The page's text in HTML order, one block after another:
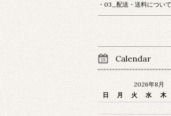
・03_配送・送料について
Calendar
2026年8月
日
月 火 水 木